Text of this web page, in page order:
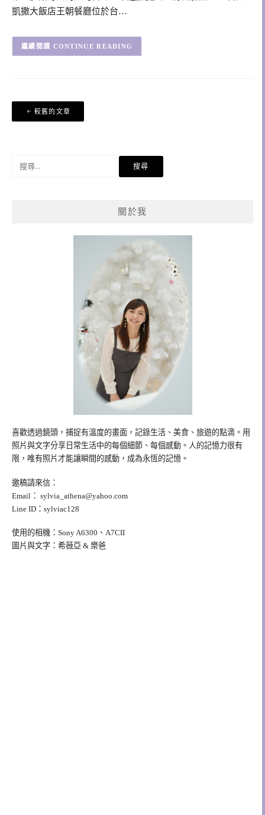
凱撒大飯店王朝餐廳位於台…
CONTINUE READING
文
章
覽
較舊的文章
關於我
喜歡透過鏡頭，捕捉有溫度的畫面，記錄生活、美食、旅遊的點滴。用
照片與文字分享日常生活中的每個細節、每個感動。人的記憶力很有
限，唯有照片才能讓瞬間的感動，成為永恆的記憶。
邀稿請來信：
Email： sylvia_athena@yahoo.com
Line ID：sylviac128
使用的相機：Sony A6300、A7CII
圖片與文字：希薇亞 & 樂爸